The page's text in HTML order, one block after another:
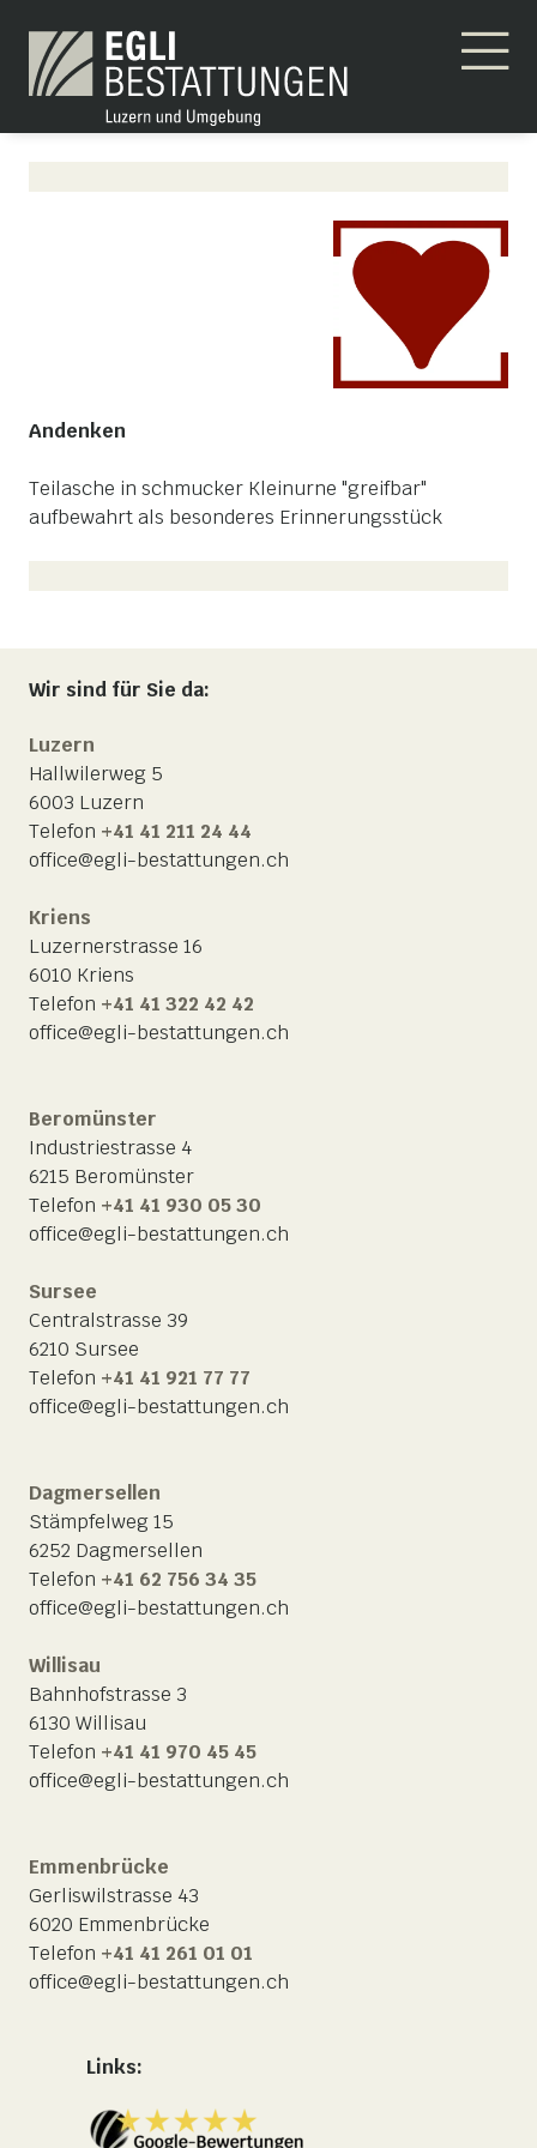
Andenken
Teilasche in schmucker Kleinurne "greifbar"
aufbewahrt als besonderes Erinnerungsstück
Wir sind für Sie da:
Luzern
Hallwilerweg 5
6003 Luzern
Telefon +41 41 211 24 44
office@egli-bestattungen.ch
Kriens
Luzernerstrasse 16
6010 Kriens
Telefon +41 41 322 42 42
office@egli-bestattungen.ch
Beromünster
Industriestrasse 4
6215 Beromünster
Telefon +41 41 930 05 30
office@egli-bestattungen.ch
Sursee
Centralstrasse 39
6210 Sursee
Telefon +41 41 921 77 77
office@egli-bestattungen.ch
Dagmersellen
Stämpfelweg 15
6252 Dagmersellen
Telefon +41 62 756 34 35
office@egli-bestattungen.ch
Willisau
Bahnhofstrasse 3
6130 Willisau
Telefon +41 41 970 45 45
office@egli-bestattungen.ch
Emmenbrücke
Gerliswilstrasse 43
6020 Emmenbrücke
Telefon +41 41 261 01 01
office@egli-bestattungen.ch
Links: